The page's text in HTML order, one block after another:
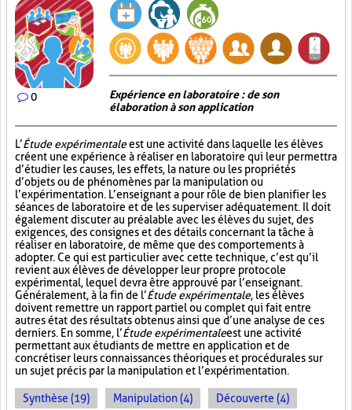
0
Expérience en laboratoire : de son
élaboration à son application
L’Étude expérimentaleest une activité dans laquelle les élèves
créent une expérience à réaliser en laboratoire qui leur permettra
d’étudier les causes, les effets, la nature ou les propriétés
d’objets ou de phénomènes par la manipulation ou
l’expérimentation. L’enseignant a pour rôle de bien planifier les
séances de laboratoire et de les superviser adéquatement. Il doit
également discuter au préalable avec les élèves du sujet, des
exigences, des consignes et des détails concernant la tâche à
réaliser en laboratoire, de même que des comportements à
adopter. Ce qui est particulier avec cette technique, c’est qu’il
revient aux élèves de développer leur propre protocole
expérimental, lequel devra être approuvé par l’enseignant.
Généralement, à la fin de l’Étude expérimentale, les élèves
doivent remettre un rapport partiel ou complet qui fait entre
autres état des résultats obtenus ainsi que d’une analyse de ces
derniers. En somme, l’Étude expérimentaleest une activité
permettant aux étudiants de mettre en application et de
concrétiser leurs connaissances théoriques et procédurales sur
un sujet précis par la manipulation et l’expérimentation.
Synthèse (19) Manipulation (4) Découverte (4)